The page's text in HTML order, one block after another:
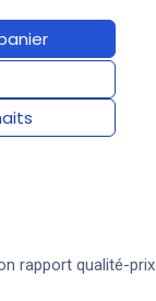
rapport qualité-